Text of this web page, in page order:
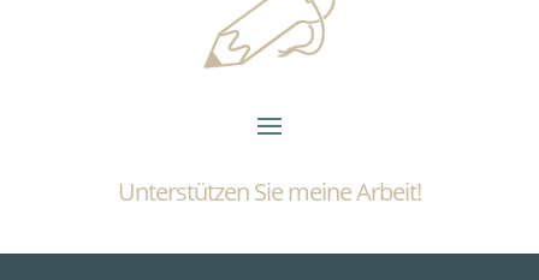
Unterstützen Sie meine Arbeit!